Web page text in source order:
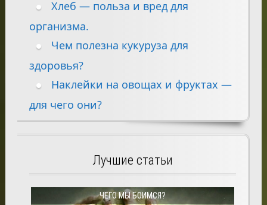
Хлеб — польза и вред для
организма.
Чем полезна кукуруза для
здоровья?
Наклейки на овощах и фруктах —
для чего они?
Лучшие статьи
ЧЕГО МЫ БОИМСЯ?